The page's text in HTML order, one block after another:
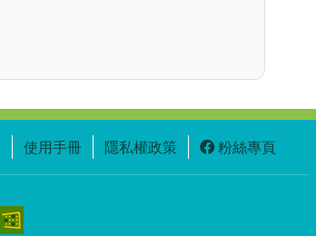
使用手冊 隱私權政策 粉絲專頁